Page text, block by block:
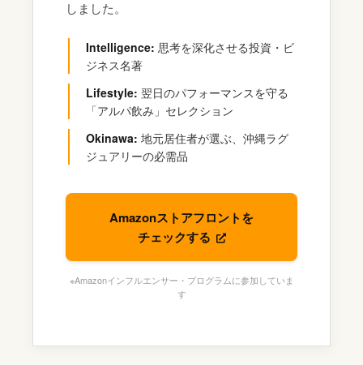
しました。
Intelligence: 思考を深化させる投資・ビ
ジネス名著
Lifestyle: 翌日のパフォーマンスを守る
「アルパ飲み」セレクション
Okinawa: 地元居住者が選ぶ、沖縄ラグ
ジュアリーの必需品
Amazonストアフロントを
チェックする
※Amazonインフルエンサー・プログラムに参加していま
す